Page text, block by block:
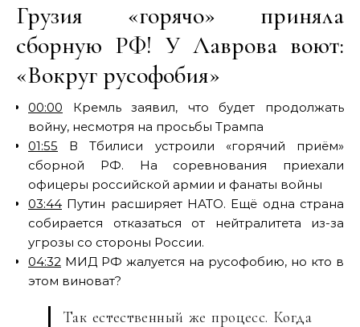
Грузия «горячо» приняла
сборную РФ! У Лаврова воют:
«Вокруг русофобия»
00:00 Кремль заявил, что будет продолжать
войну, несмотря на просьбы Трампа
01:55 В Тбилиси устроили «горячий приём»
сборной РФ. На соревнования приехали
офицеры российской армии и фанаты войны
03:44 Путин расширяет НАТО. Ещё одна страна
собирается отказаться от нейтралитета из-за
угрозы со стороны России.
04:32 МИД РФ жалуется на русофобию, но кто в
этом виноват?
Так естественный же процесс. Когда